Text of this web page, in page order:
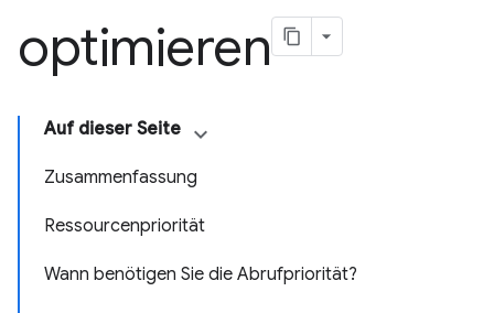
optimieren
Auf dieser Seite
Zusammenfassung
Ressourcenpriorität
Wann benötigen Sie die Abrufpriorität?